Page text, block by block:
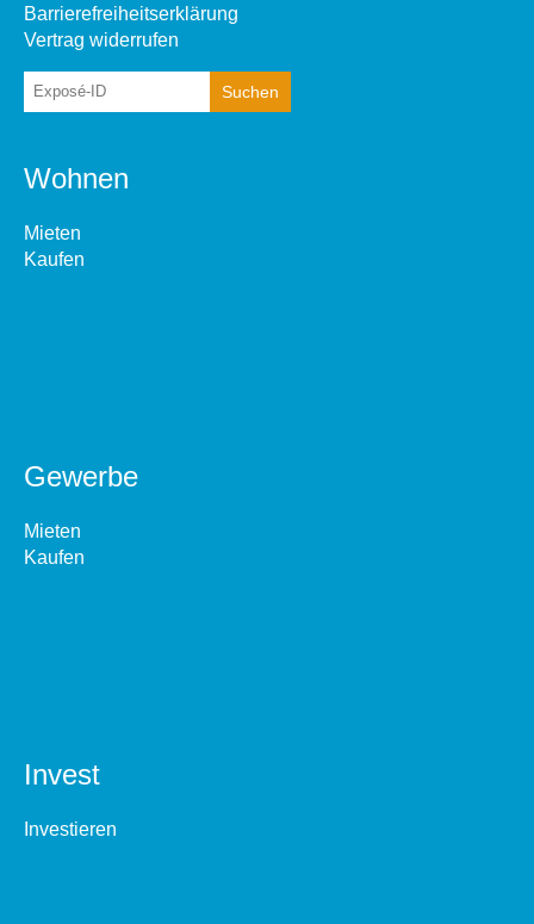
Barrierefreiheitserklärung
Vertrag widerrufen
Wohnen
Mieten
Kaufen
Gewerbe
Mieten
Kaufen
Invest
Investieren